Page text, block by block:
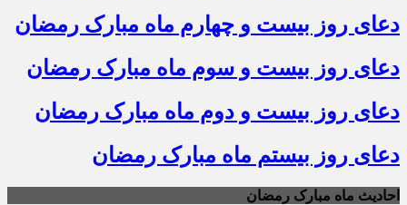
دعای روز بیست و چهارم ماه مبارک رمضان
دعای روز بیست و سوم ماه مبارک رمضان
دعای روز بیست و دوم ماه مبارک رمضان
دعای روز بیستم ماه مبارک رمضان
احادیث ماه مبارک رمضان